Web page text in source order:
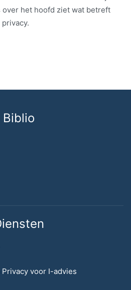
het hoofd ziet wat betreft
Biblio
voor I-advies